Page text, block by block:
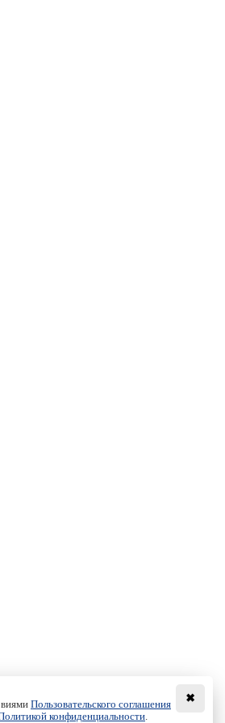
✖
Пользовательского соглашения
конфиденциальности